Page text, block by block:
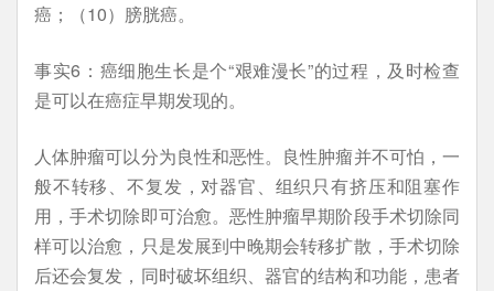
癌；（10）膀胱癌。
事实6：癌细胞生长是个“艰难漫长”的过程，及时检查
是可以在癌症早期发现的。
人体肿瘤可以分为良性和恶性。良性肿瘤并不可怕，一
般不转移、不复发，对器官、组织只有挤压和阻塞作
用，手术切除即可治愈。恶性肿瘤早期阶段手术切除同
样可以治愈，只是发展到中晚期会转移扩散，手术切除
后还会复发，同时破坏组织、器官的结构和功能，患者